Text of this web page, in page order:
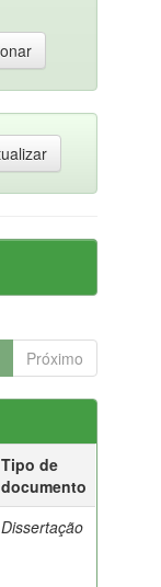
Próximo
Tipo de
documento
Dissertação